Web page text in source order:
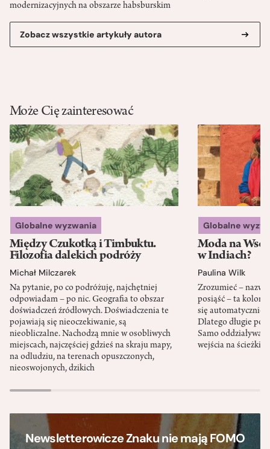
modernizacyjnych na obszarze habsburskim
Zobacz wszystkie artykuły autora
Może Cię zainteresować
Globalne wyzwania
Między Czukotką i Timbuktu.
Filozofia dalekich podróży
Michał Milczarek
Na pytanie, po co podróżuję, najchętniej
odpowiadam – po nic. Geografia to obszar
doświadczeń źródłowych. Doświadczenia te
pojawiają się nieoczekiwanie, są
nieobliczalne. Nachodzą mnie w osobliwych
miejscach, najczęściej gdzieś na skraju mapy,
na odludziu, na terenach opuszczonych,
nieoswojonych, dzikich
Globalne
Moda na
w Indiach?
Paulina Wilk
Zrozumieć –
posiąść – ta
się automatycznie,
Dlatego długie
Samo
wejścia na ścieżki
Newsletterowicze Znaku nie mają FOMO